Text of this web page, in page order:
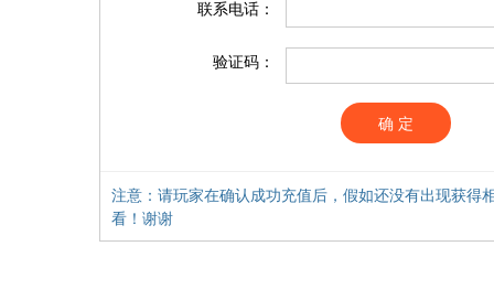
联系电话：
验证码：
确 定
注意：请玩家在确认成功充值后，假如还没有出现获
看！谢谢